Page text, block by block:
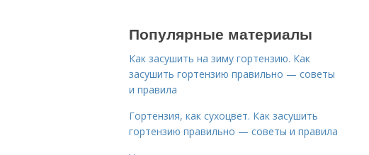
Популярные материалы
Как засушить на зиму гортензию. Как
засушить гортензию правильно — советы
и правила
Гортензия, как сухоцвет. Как засушить
гортензию правильно — советы и правила